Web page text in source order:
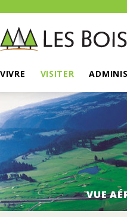
VIVRE VISITER
VUE